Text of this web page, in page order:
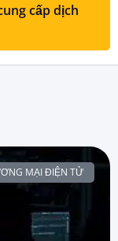
cấp dịch
MẠI ĐIỆN TỬ